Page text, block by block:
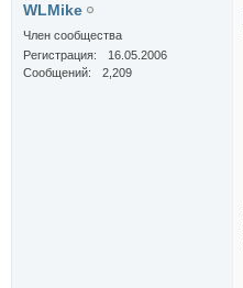
WLMike
Член сообщества
Регистрация
16.05.2006
Сообщений
2,209